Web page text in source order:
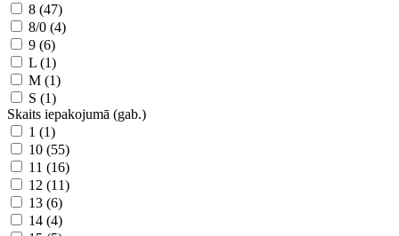
8 (47)
8/0 (4)
9 (6)
L (1)
M (1)
S (1)
Skaits iepakojumā (gab.)
1 (1)
10 (55)
11 (16)
12 (11)
13 (6)
14 (4)